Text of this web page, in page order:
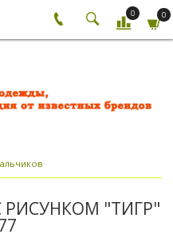
0 0
РИСУНКОМ "ТИГР"